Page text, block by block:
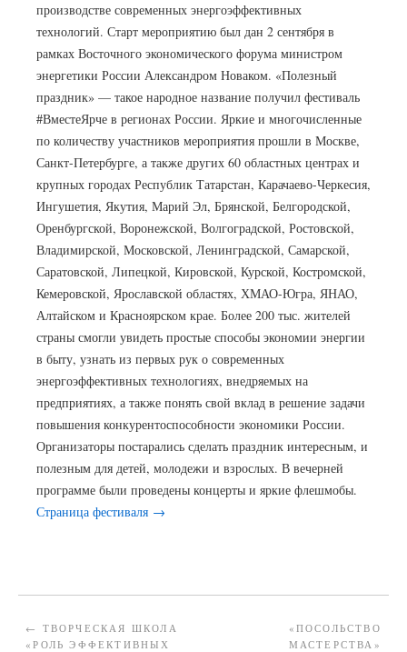
производстве современных энергоэффективных
технологий. Старт мероприятию был дан 2 сентября в
рамках Восточного экономического форума министром
энергетики России Александром Новаком. «Полезный
праздник» — такое народное название получил фестиваль
#ВместеЯрче в регионах России. Яркие и многочисленные
по количеству участников мероприятия прошли в Москве,
Санкт-Петербурге, а также других 60 областных центрах и
крупных городах Республик Татарстан, Карачаево-Черкесия,
Ингушетия, Якутия, Марий Эл, Брянской, Белгородской,
Оренбургской, Воронежской, Волгоградской, Ростовской,
Владимирской, Московской, Ленинградской, Самарской,
Саратовской, Липецкой, Кировской, Курской, Костромской,
Кемеровской, Ярославской областях, ХМАО-Югра, ЯНАО,
Алтайском и Красноярском крае. Более 200 тыс. жителей
страны смогли увидеть простые способы экономии энергии
в быту, узнать из первых рук о современных
энергоэффективных технологиях, внедряемых на
предприятиях, а также понять свой вклад в решение задачи
повышения конкурентоспособности экономики России.
Организаторы постарались сделать праздник интересным, и
полезным для детей, молодежи и взрослых. В вечерней
программе были проведены концерты и яркие флешмобы.
Страница фестиваля →
← ТВОРЧЕСКАЯ ШКОЛА
«РОЛЬ ЭФФЕКТИВНЫХ
«ПОСОЛЬСТВО
МАСТЕРСТВА»